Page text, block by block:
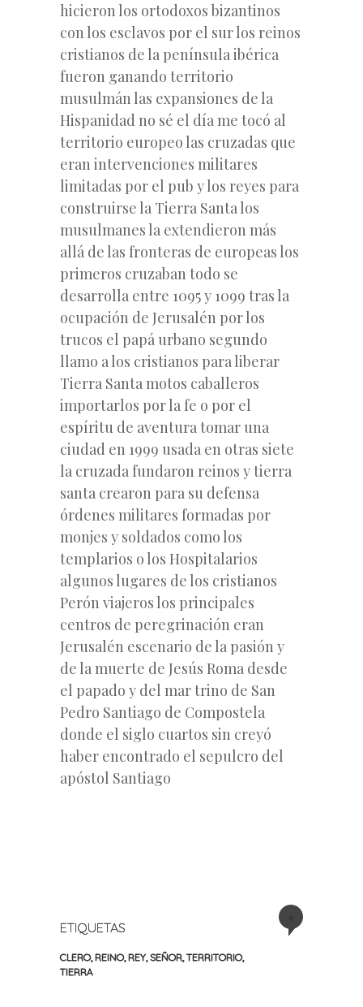
hicieron los ortodoxos bizantinos
con los esclavos por el sur los reinos
cristianos de la península ibérica
fueron ganando territorio
musulmán las expansiones de la
Hispanidad no sé el día me tocó al
territorio europeo las cruzadas que
eran intervenciones militares
limitadas por el pub y los reyes para
construirse la Tierra Santa los
musulmanes la extendieron más
allá de las fronteras de europeas los
primeros cruzaban todo se
desarrolla entre 1095 y 1099 tras la
ocupación de Jerusalén por los
trucos el papá urbano segundo
llamo a los cristianos para liberar
Tierra Santa motos caballeros
importarlos por la fe o por el
espíritu de aventura tomar una
ciudad en 1999 usada en otras siete
la cruzada fundaron reinos y tierra
santa crearon para su defensa
órdenes militares formadas por
monjes y soldados como los
templarios o los Hospitalarios
algunos lugares de los cristianos
Perón viajeros los principales
centros de peregrinación eran
Jerusalén escenario de la pasión y
de la muerte de Jesús Roma desde
el papado y del mar trino de San
Pedro Santiago de Compostela
donde el siglo cuartos sin creyó
haber encontrado el sepulcro del
apóstol Santiago
ETIQUETAS
CLERO,REINO,REY,SEÑOR,TERRITORIO,
TIERRA